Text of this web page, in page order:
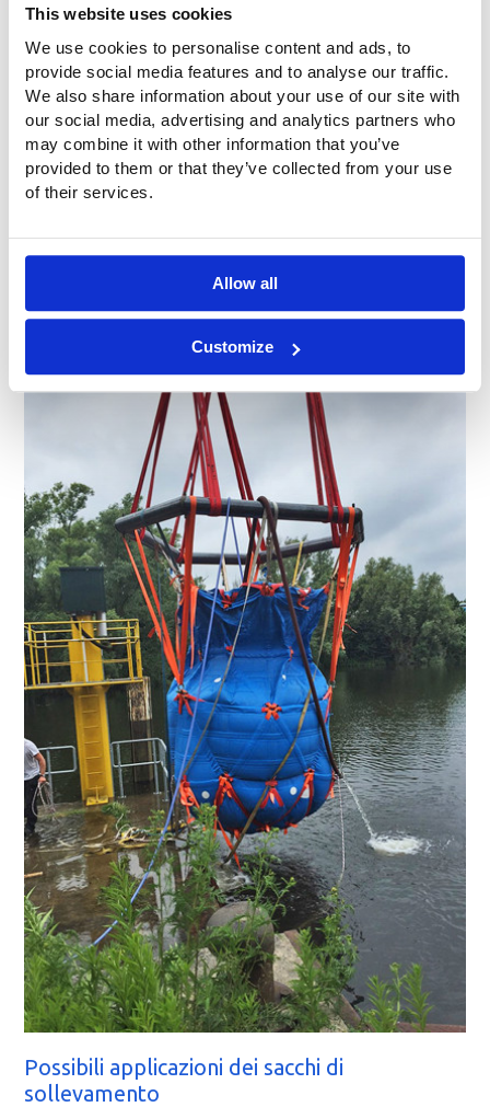
This website uses cookies
We use cookies to personalise content and ads, to
provide social media features and to analyse our traffic.
We also share information about your use of our site with
our social media, advertising and analytics partners who
may combine it with other information that you’ve
provided to them or that they’ve collected from your use
of their services.
Allow all
Customize
Possibili applicazioni dei sacchi di
sollevamento